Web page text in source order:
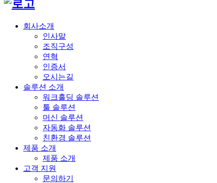
회사소개
인사말
조직구성
연혁
인증서
오시는길
솔루션 소개
워크홀딩 솔루션
툴 솔루션
머신 솔루션
자동화 솔루션
친환경 솔루션
제품 소개
제품 소개
고객 지원
문의하기